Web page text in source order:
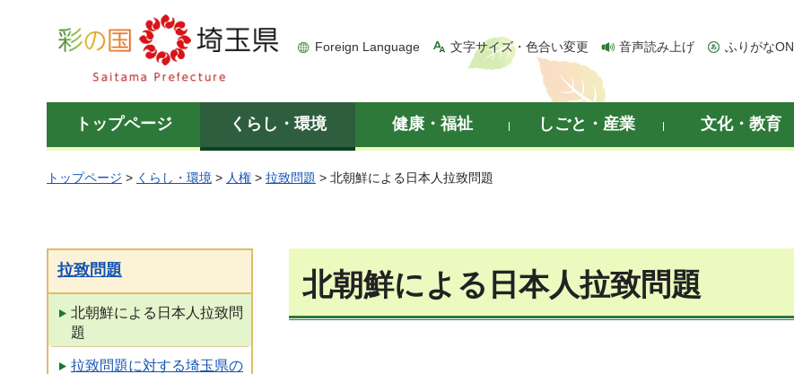
彩の国 埼玉県
Foreign Language 文字サイズ・色合い変更 音声読み上げ ふりがなON
トップページ くらし・環境 健康・福祉 しごと・産業 文化・教育
トップページ > くらし・環境 > 人権 > 拉致問題 > 北朝鮮による日本人拉致問題
拉致問題
北朝鮮による日本人拉致問
題
拉致問題に対する埼玉県の
北朝鮮による日本人拉致問題